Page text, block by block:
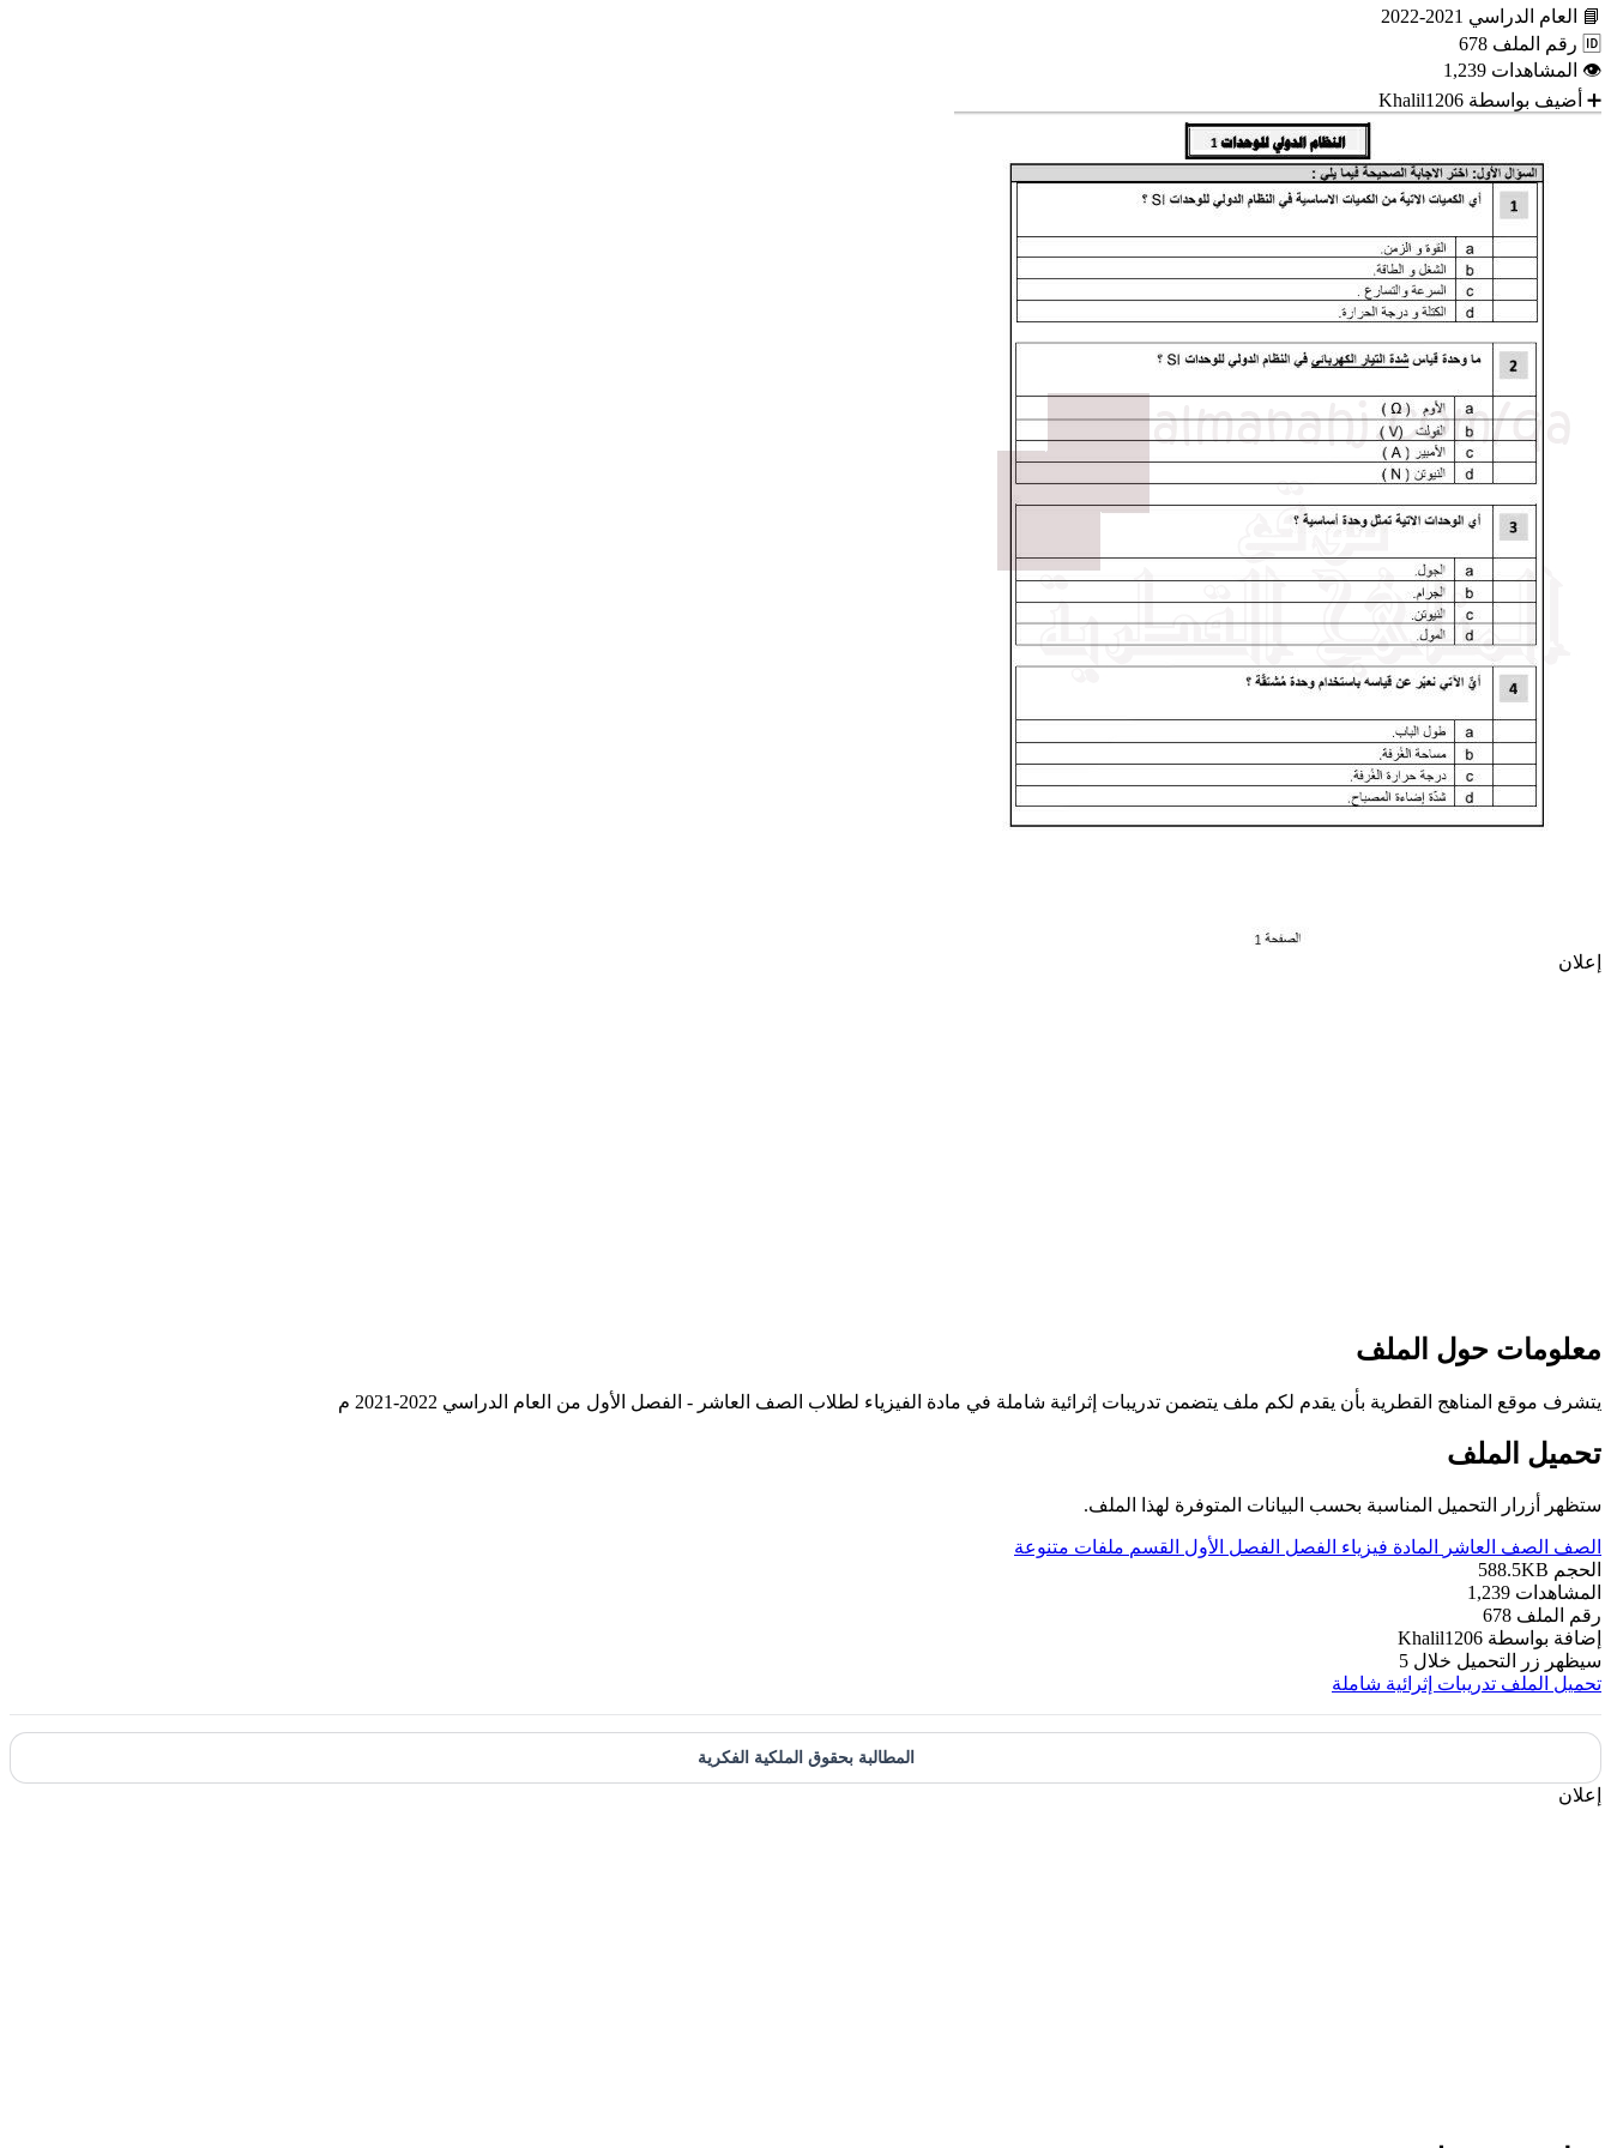
📘 العام الدراسي 2021-2022
🆔 رقم الملف 678
👁 المشاهدات 1,239
➕ أضيف بواسطة Khalil1206
إعلان
معلومات حول الملف
يتشرف موقع المناهج القطرية بأن يقدم لكم ملف يتضمن تدريبات إثرائية شاملة في مادة الفيزياء لطلاب الصف العاشر - الفصل الأول من العام الدراسي 2022-2021 م
تحميل الملف
ستظهر أزرار التحميل المناسبة بحسب البيانات المتوفرة لهذا الملف.
الصف الصف العاشر المادة فيزياء الفصل الفصل الأول القسم ملفات متنوعة
الحجم 588.5KB
المشاهدات 1,239
رقم الملف 678
إضافة بواسطة Khalil1206
سيظهر زر التحميل خلال 5
تحميل الملف تدريبات إثرائية شاملة
المطالبة بحقوق الملكية الفكرية
إعلان